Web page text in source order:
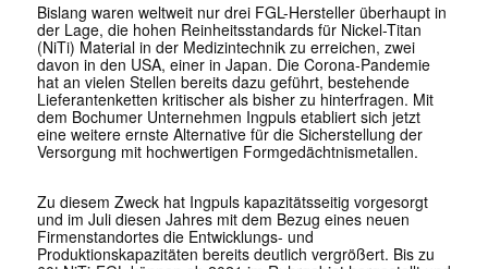
Bislang waren weltweit nur drei FGL-Hersteller überhaupt in
der Lage, die hohen Reinheitsstandards für Nickel-Titan
(NiTi) Material in der Medizintechnik zu erreichen, zwei
davon in den USA, einer in Japan. Die Corona-Pandemie
hat an vielen Stellen bereits dazu geführt, bestehende
Lieferantenketten kritischer als bisher zu hinterfragen. Mit
dem Bochumer Unternehmen Ingpuls etabliert sich jetzt
eine weitere ernste Alternative für die Sicherstellung der
Versorgung mit hochwertigen Formgedächtnismetallen.
Zu diesem Zweck hat Ingpuls kapazitätsseitig vorgesorgt
und im Juli diesen Jahres mit dem Bezug eines neuen
Firmenstandortes die Entwicklungs- und
Produktionskapazitäten bereits deutlich vergrößert. Bis zu